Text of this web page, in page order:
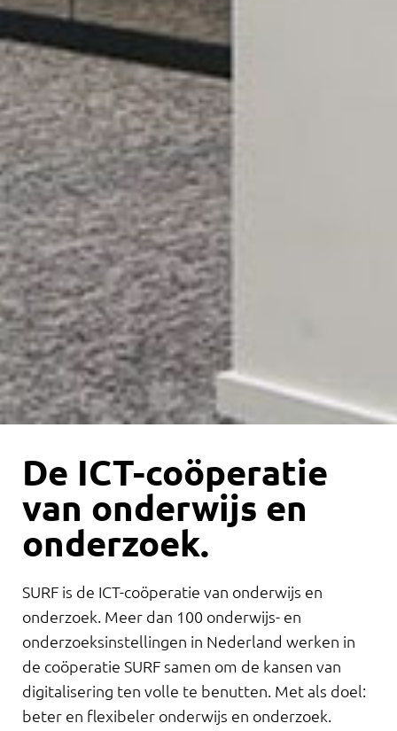
De ICT-coöperatie
van onderwijs en
onderzoek.
SURF is de ICT-coöperatie van onderwijs en
onderzoek. Meer dan 100 onderwijs- en
onderzoeksinstellingen in Nederland werken in
de coöperatie SURF samen om de kansen van
digitalisering ten volle te benutten. Met als doel:
beter en flexibeler onderwijs en onderzoek.